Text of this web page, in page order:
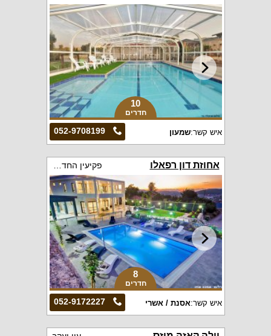
10
חדרים
052-9708199 איש קשר:שמעון
אחוזת דון רפאלו
8
חדרים
052-9172227 איש קשר:אסנת / אשרי